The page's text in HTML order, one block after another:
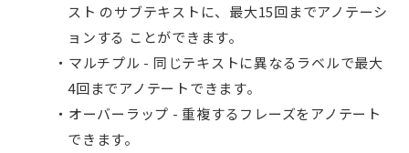
スト のサブテキストに、最大15回までアノテーシ
ョンする ことができます。
マルチプル - 同じテキストに異なるラベルで最大
4回までアノテートできます。
オーバーラップ - 重複するフレーズをアノテート
できます。